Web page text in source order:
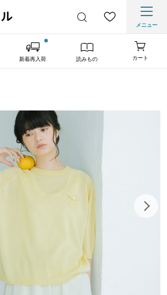
メニュー
新着再入荷 読みもの カート